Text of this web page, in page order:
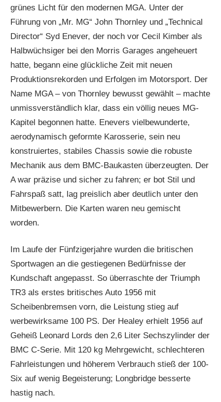
grünes Licht für den modernen MGA. Unter der
Führung von „Mr. MG“ John Thornley und „Technical
Director“ Syd Enever, der noch vor Cecil Kimber als
Halbwüchsiger bei den Morris Garages angeheuert
hatte, begann eine glückliche Zeit mit neuen
Produktionsrekorden und Erfolgen im Motorsport. Der
Name MGA – von Thornley bewusst gewählt – machte
unmissverständlich klar, dass ein völlig neues MG-
Kapitel begonnen hatte. Enevers vielbewunderte,
aerodynamisch geformte Karosserie, sein neu
konstruiertes, stabiles Chassis sowie die robuste
Mechanik aus dem BMC-Baukasten überzeugten. Der
A war präzise und sicher zu fahren; er bot Stil und
Fahrspaß satt, lag preislich aber deutlich unter den
Mitbewerbern. Die Karten waren neu gemischt
worden.
Im Laufe der Fünfzigerjahre wurden die britischen
Sportwagen an die gestiegenen Bedürfnisse der
Kundschaft angepasst. So überraschte der Triumph
TR3 als erstes britisches Auto 1956 mit
Scheibenbremsen vorn, die Leistung stieg auf
werbewirksame 100 PS. Der Healey erhielt 1956 auf
Geheiß Leonard Lords den 2,6 Liter Sechszylinder der
BMC C-Serie. Mit 120 kg Mehrgewicht, schlechteren
Fahrleistungen und höherem Verbrauch stieß der 100-
Six auf wenig Begeisterung; Longbridge besserte
hastig nach.